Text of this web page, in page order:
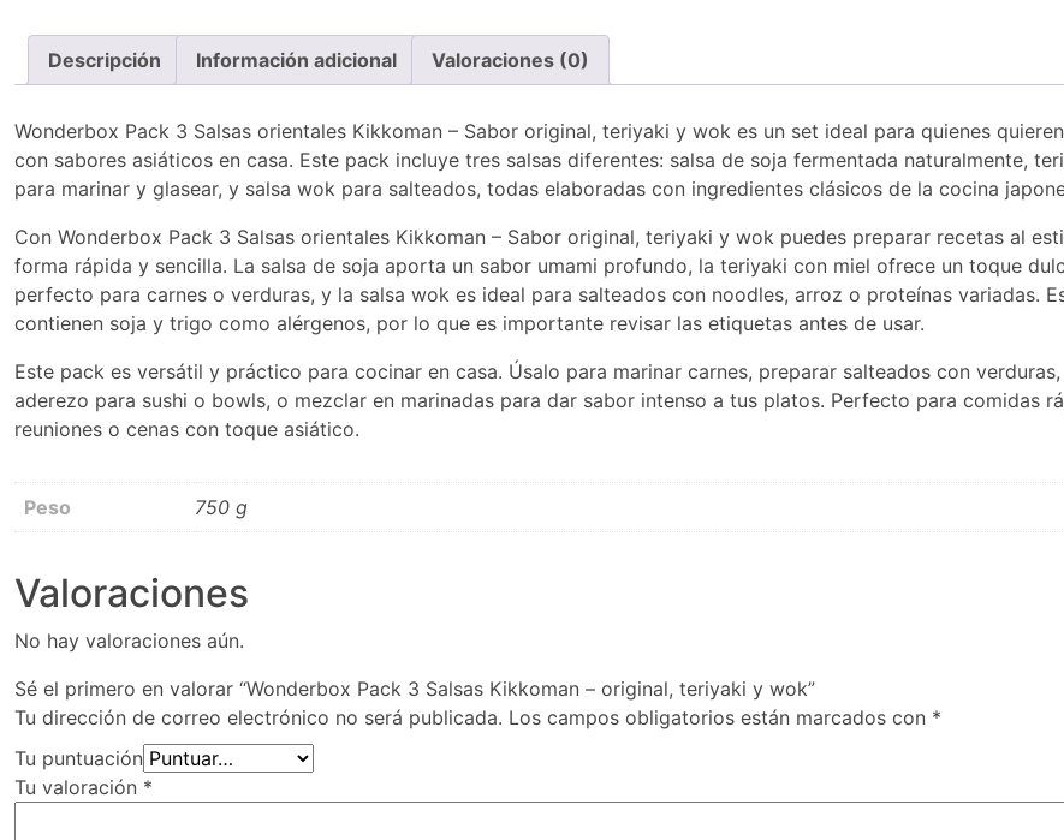
Descripción Información adicional Valoraciones (0)
Wonderbox Pack 3 Salsas orientales Kikkoman – Sabor original, teriyaki y wok es un set ideal para quienes
con sabores asiáticos en casa. Este pack incluye tres salsas diferentes: salsa de soja fermentada naturalmente,
para marinar y glasear, y salsa wok para salteados, todas elaboradas con ingredientes clásicos de la cocina
Con Wonderbox Pack 3 Salsas orientales Kikkoman – Sabor original, teriyaki y wok puedes preparar recetas al
forma rápida y sencilla. La salsa de soja aporta un sabor umami profundo, la teriyaki con miel ofrece un toque
perfecto para carnes o verduras, y la salsa wok es ideal para salteados con noodles, arroz o proteínas variadas.
contienen soja y trigo como alérgenos, por lo que es importante revisar las etiquetas antes de usar.
Este pack es versátil y práctico para cocinar en casa. Úsalo para marinar carnes, preparar salteados con
aderezo para sushi o bowls, o mezclar en marinadas para dar sabor intenso a tus platos. Perfecto para comidas
reuniones o cenas con toque asiático.
Peso 750 g
Valoraciones
No hay valoraciones aún.
Sé el primero en valorar “Wonderbox Pack 3 Salsas Kikkoman – original, teriyaki y wok”
Tu dirección de correo electrónico no será publicada. Los campos obligatorios están marcados con *
Tu puntuación
Tu valoración *